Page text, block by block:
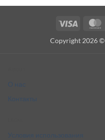
Visa
Copyright 2026 ©
О нас
Контакты
Условия использования